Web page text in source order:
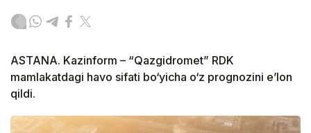
ASTANA. Kazinform – “Qazgidromet” RDK
mamlakatdagi havo sifati bo‘yicha o‘z prognozini e’lon
qildi.